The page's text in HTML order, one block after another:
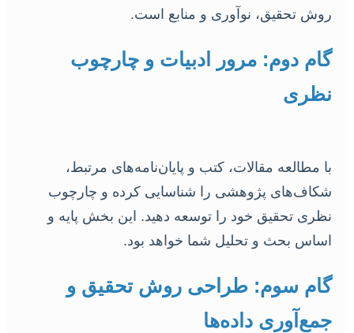
روش تحقیق، نوآوری و منابع است.
گام دوم: مرور ادبیات و چارچوب
نظری
با مطالعه مقالات، کتب و پایان‌نامه‌های مرتبط،
شکاف‌های پژوهشی را شناسایی کرده و چارچوب
نظری تحقیق خود را توسعه دهید. این بخش پایه و
اساس بحث و تحلیل شما خواهد بود.
گام سوم: طراحی روش تحقیق و
جمع‌آوری داده‌ها